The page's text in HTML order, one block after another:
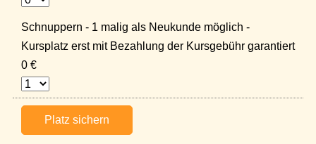
Schnuppern - 1 malig als Neukunde möglich -
Kursplatz erst mit Bezahlung der Kursgebühr garantiert
0 €
Platz sichern